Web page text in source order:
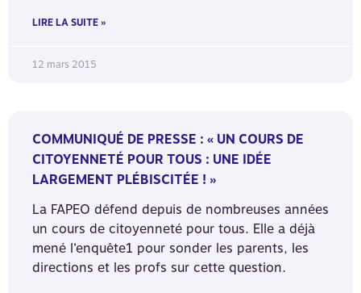
LIRE LA SUITE »
12 mars 2015
COMMUNIQUÉ DE PRESSE : « UN COURS DE
CITOYENNETÉ POUR TOUS : UNE IDÉE
LARGEMENT PLÉBISCITÉE ! »
La FAPEO défend depuis de nombreuses années
un cours de citoyenneté pour tous. Elle a déjà
mené l’enquête1 pour sonder les parents, les
directions et les profs sur cette question.